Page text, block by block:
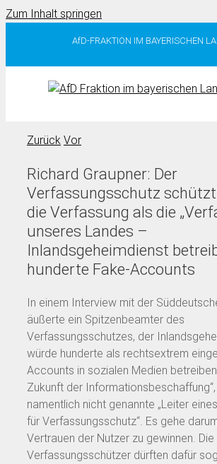
Zum Inhalt springen
AfD-FRAKTION IM BAYERISCHEN
Zurück Vor
Richard Graupner: Der
Verfassungsschutz
die Verfassung als die
unseres Landes –
Inlandsgeheimdienst
hunderte Fake-Accounts
In einem Interview mit der
äußerte ein Spitzenbeamter des
Verfassungsschutzes, der
würde hunderte als rechtsextrem
Accounts in sozialen Medien
Zukunft der
namentlich nicht genannte „Leiter
für Verfassungsschutz“. Es gehe
Vertrauen der Nutzer zu gewinnen. Die
Verfassungsschützer dürften dafür